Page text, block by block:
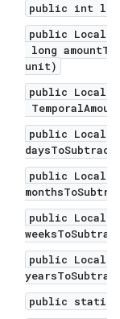
public int
public
long
unit)
public
public
public
public
public
public static